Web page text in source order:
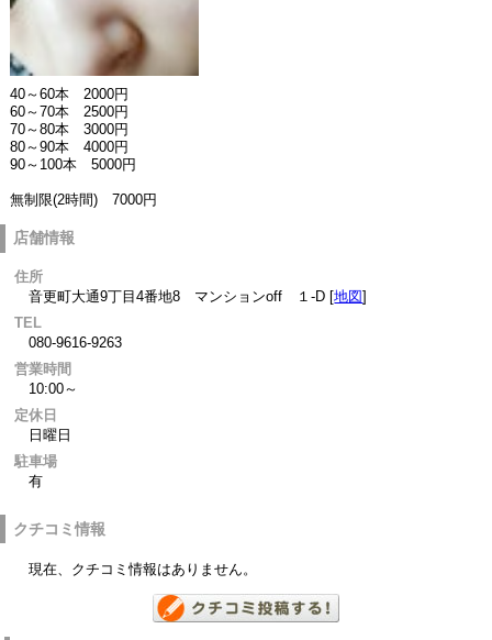
40～60本 2000円
60～70本 2500円
70～80本 3000円
80～90本 4000円
90～100本 5000円
無制限(2時間) 7000円
店舗情報
住所
音更町大通9丁目4番地8 マンションoff １-D [地図]
TEL
080-9616-9263
営業時間
10:00～
定休日
日曜日
駐車場
有
クチコミ情報
現在、クチコミ情報はありません。